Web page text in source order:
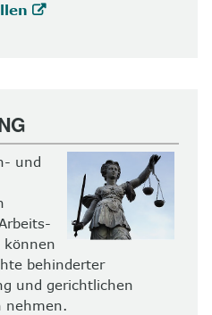
und
können
behinderter
und gerichtlichen
nehmen.